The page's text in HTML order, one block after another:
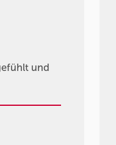
und